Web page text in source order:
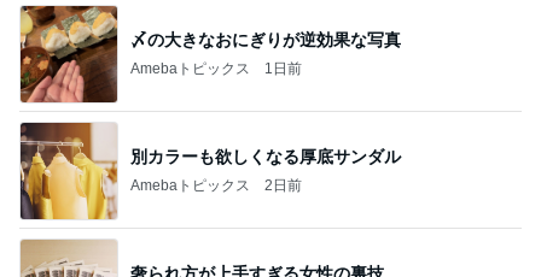
〆の大きなおにぎりが逆効果な写真
Amebaトピックス 1日前
別カラーも欲しくなる厚底サンダル
Amebaトピックス 2日前
奢られ方が上手すぎる女性の裏技